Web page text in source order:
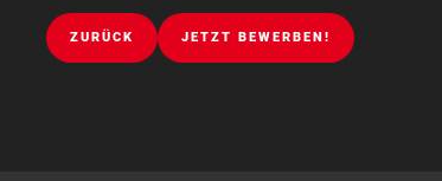
ZURÜCK JETZT BEWERBEN!